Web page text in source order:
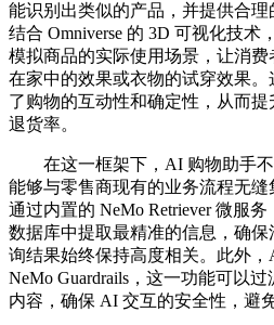
能识别出类似的产品，并提供合理
结合 Omniverse 的 3D 可视化技术
模拟商品的实际使用场景，让消
在家中的效果或衣物的试穿效果
了购物的互动性和确定性，从而
退货率。
在这一框架下，AI 购物助手不
能够与零售商现有的业务流程无缝
通过内置的 NeMo Retriever 微服
数据库中提取最精准的信息，确
询结果始终保持高度相关。此外，
NeMo Guardrails，这一功能可以
内容，确保 AI 交互的安全性，避